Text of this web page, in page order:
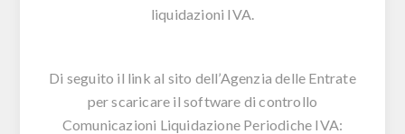
liquidazioni IVA.
Di seguito il link al sito dell’Agenzia delle Entrate
per scaricare il software di controllo
Comunicazioni Liquidazione Periodiche IVA: